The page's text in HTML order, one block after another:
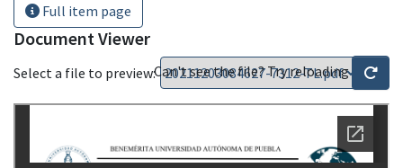
Full item page
Document Viewer
Select a file to preview:Can't see the file? Try reloading